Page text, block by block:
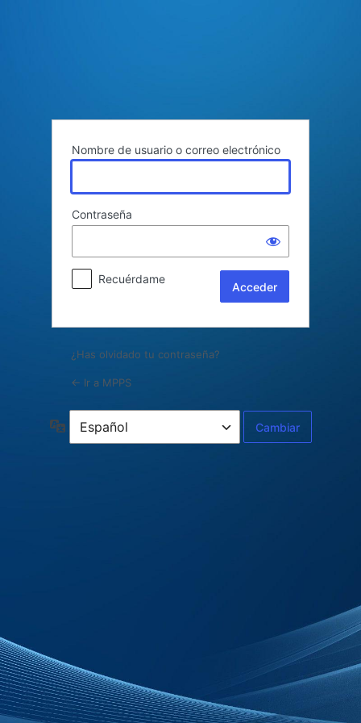
Nombre de usuario o correo electrónico
Contraseña
Recuérdame
¿Has olvidado tu contraseña?
← Ir a MPPS
Idioma